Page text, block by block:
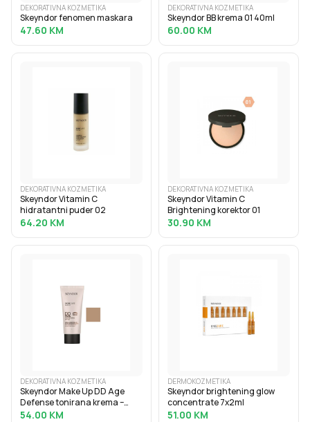
DEKORATIVNA KOZMETIKA
Skeyndor fenomen maskara
47.60 KM
DEKORATIVNA KOZMETIKA
Skeyndor BB krema 01 40ml
60.00 KM
DEKORATIVNA KOZMETIKA
Skeyndor Vitamin C
hidratantni puder 02
64.20 KM
DEKORATIVNA KOZMETIKA
Skeyndor Vitamin C
Brightening korektor 01
30.90 KM
DEKORATIVNA KOZMETIKA
Skeyndor Make Up DD Age
Defense tonirana krema –
nijansa 02
54.00 KM
DERMOKOZMETIKA
Skeyndor brightening glow
concentrate 7x2ml
51.00 KM